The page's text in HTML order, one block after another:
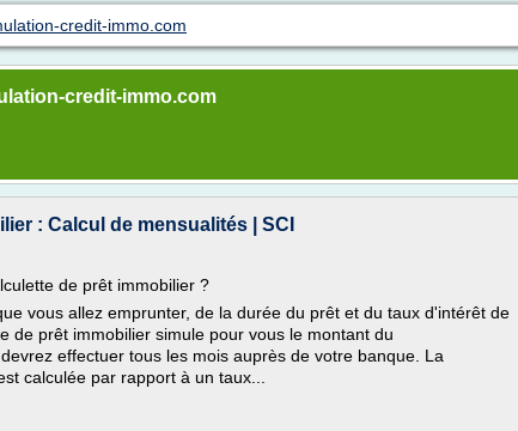
credit-immo.com
credit-immo.com
: Calcul de mensualités | SCI
de prêt immobilier ?
vous allez emprunter, de la durée du prêt et du taux d'intérêt de
de prêt immobilier simule pour vous le montant du
effectuer tous les mois auprès de votre banque. La
calculée par rapport à un taux...